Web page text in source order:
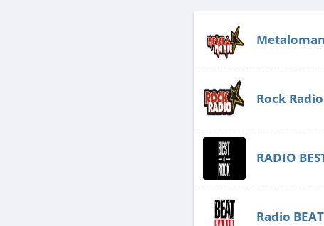
Rock Radio
RADIO
Radio BEAT